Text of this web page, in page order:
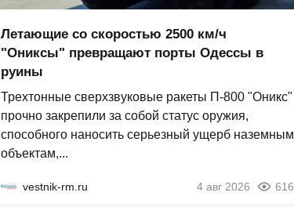
Летающие со скоростью 2500 км/ч
"Ониксы" превращают порты Одессы в
руины
Трехтонные сверхзвуковые ракеты П‑800 "Оникс"
прочно закрепили за собой статус оружия,
способного наносить серьезный ущерб наземным
объектам,...
vestnik-rm.ru 4 авг 2026 616